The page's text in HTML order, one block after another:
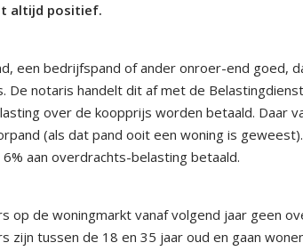
altijd positief.
een bedrijfspand of ander onroer-end goed,
notaris handelt dit af met de
over de koopprijs worden betaald. Daar
(als dat pand ooit een woning is
aan overdrachts-belasting betaald.
op de woningmarkt vanaf volgend jaar geen
zijn tussen de 18 en 35 jaar oud en gaan